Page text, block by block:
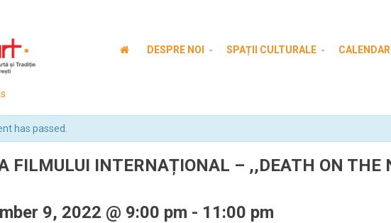
DESPRE NOI SPAȚII CULTURALE CALENDAR
has passed.
FILMULUI INTERNAȚIONAL – ,,DEATH ON THE
9, 2022 @ 9:00 pm - 11:00 pm